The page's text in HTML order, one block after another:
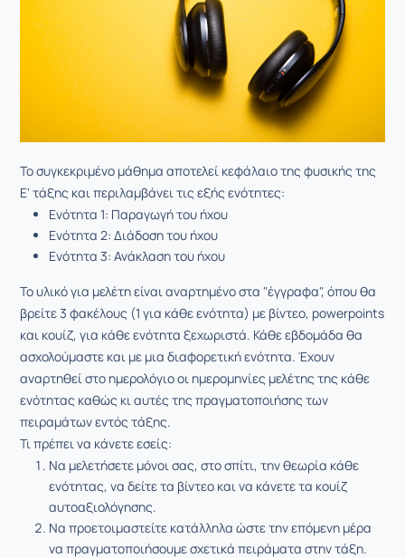
Το συγκεκριμένο μάθημα αποτελεί κεφάλαιο της φυσικής της
Ε' τάξης και περιλαμβάνει τις εξής ενότητες:
Ενότητα 1: Παραγωγή του ήχου
Ενότητα 2: Διάδοση του ήχου
Ενότητα 3: Ανάκλαση του ήχου
Το υλικό για μελέτη είναι αναρτημένο στα "έγγραφα", όπου θα
βρείτε 3 φακέλους (1 για κάθε ενότητα) με βίντεο, powerpoints
και κουίζ, για κάθε ενότητα ξεχωριστά. Κάθε εβδομάδα θα
ασχολούμαστε και με μια διαφορετική ενότητα. Έχουν
αναρτηθεί στο ημερολόγιο οι ημερομηνίες μελέτης της κάθε
ενότητας καθώς κι αυτές της πραγματοποιήσης των
πειραμάτων εντός τάξης.
Τι πρέπει να κάνετε εσείς:
Να μελετήσετε μόνοι σας, στο σπίτι, την θεωρία κάθε
ενότητας, να δείτε τα βίντεο και να κάνετε τα κουίζ
αυτοαξιολόγησης.
Να προετοιμαστείτε κατάλληλα ώστε την επόμενη μέρα
να πραγματοποιήσουμε σχετικά πειράματα στην τάξη.